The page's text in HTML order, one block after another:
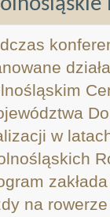
w
na